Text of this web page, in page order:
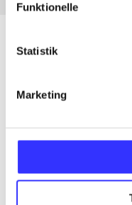
Funktionelle
Statistik
Marketing
Alle registrerede
...